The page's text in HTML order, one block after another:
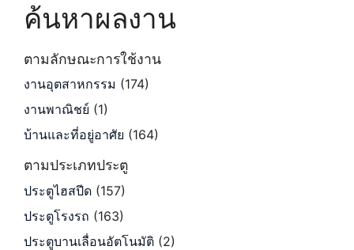
ค้นหาผลงาน
ตามลักษณะการใช้งาน
งานอุตสาหกรรม (174)
งานพาณิชย์ (1)
บ้านและที่อยู่อาศัย (164)
ตามประเภทประตู
ประตูไฮสปีด (157)
ประตูโรงรถ (163)
ประตูบานเลื่อนอัตโนมัติ (2)